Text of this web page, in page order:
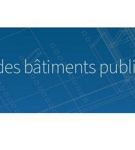
bâtiments